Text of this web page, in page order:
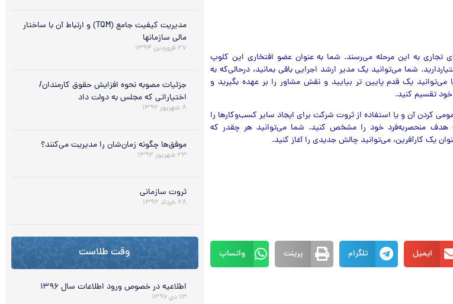
تجاری به این مرحله می‌رسند. شما به عنوان عضو افتخاری این کلوپ
شما می‌توانید یک مدیر ارشد اجرایی باقی بمانید، درحالی‌که به
یک قدم پایین تر بیایید و نقش مشاور را بر عهده بگیرید و
تقسیم کنید.
کردن آن و یا استفاده از ثروت شرکت برای ایجاد سایر کسب‌وکارها را
هدف منحصربه‌فرد خود را مشخص کنید. شما می‌توانید هر چقدر که
یک کارآفرین، می‌توانید چالش جدیدی را آغاز کنید.
ایمیل تلگرام پرینت واتساپ
مدیریت کیفیت جامع (TQM) و ارتباط آن با ساختار
مالی سازمانها
۲۷ فروردین ۱۳۹۴
جزئیات مصوبه نحوه افزایش حقوق کارمندان/
اختیاراتی که مجلس به دولت داد
۸ شهریور ۱۳۹۲
موفق‌ها چگونه زمان‌شان را مدیریت می‌کنند؟
۲۳ شهریور ۱۳۹۲
ثروت سازماني
۲۸ خرداد ۱۳۹۲
وقت طلاست
اطلاعیه در خصوص ورود اطلاعات سال ۱۳۹۶
۱۳ دی ۱۳۹۶